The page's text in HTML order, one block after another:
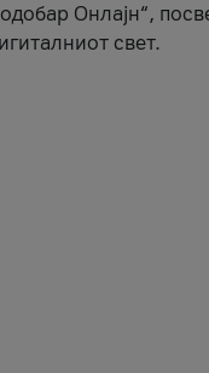
Онлајн“,
свет.